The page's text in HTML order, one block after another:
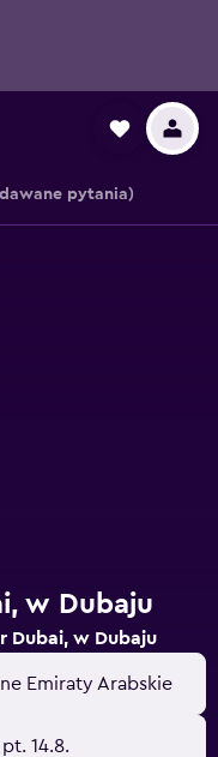
pytania)
w Dubaju
Dubai, w Dubaju
Emiraty Arabskie
pt. 14.8.